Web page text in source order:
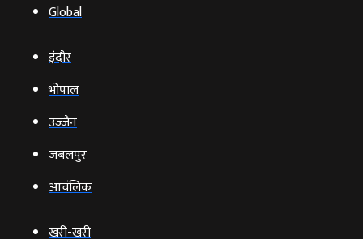
Global
इंदौर
भोपाल
उज्‍जैन
जबलपुर
आचंलिक
खरी-खरी